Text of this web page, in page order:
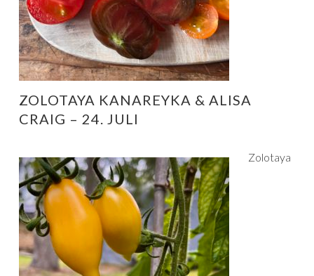
ZOLOTAYA KANAREYKA & ALISA
CRAIG – 24. JULI
Zolotaya